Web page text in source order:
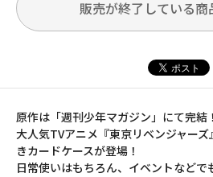
販売が終了している商
原作は「週刊少年マガジン」にて完結！
大人気TVアニメ『東京リベンジャー
きカードケースが登場！
日常使いはもちろん、イベントなど